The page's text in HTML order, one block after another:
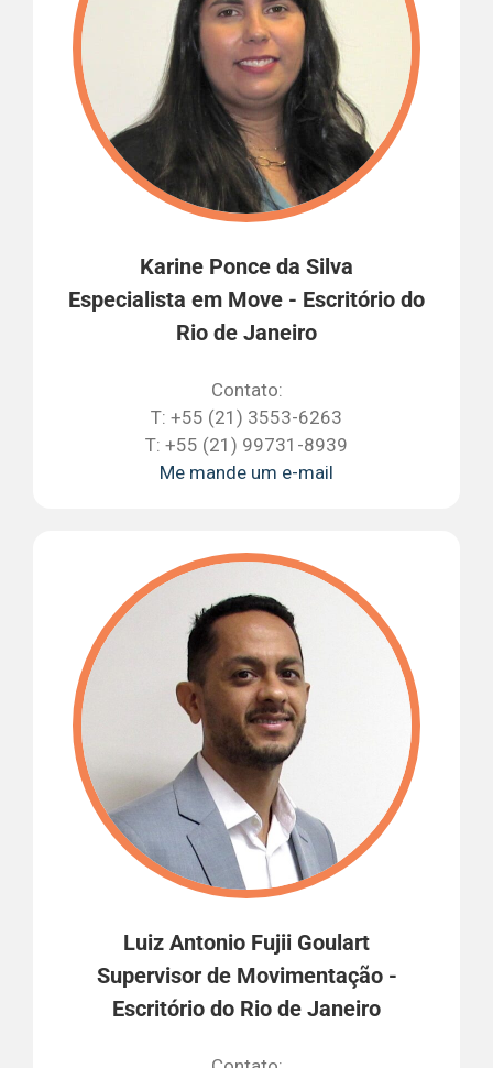
Karine Ponce da Silva
Especialista em Move - Escritório do
Rio de Janeiro
Contato:
T: +55 (21) 3553-6263
T: +55 (21) 99731-8939
Me mande um e-mail
Luiz Antonio Fujii Goulart
Supervisor de Movimentação -
Escritório do Rio de Janeiro